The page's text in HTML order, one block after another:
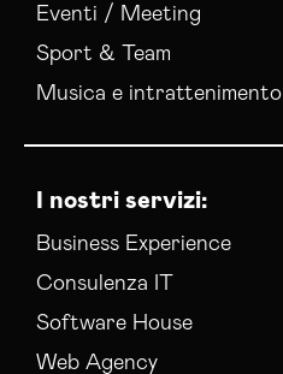
Eventi / Meeting
Sport & Team
Musica e intrattenimento
I nostri servizi:
Business Experience
Consulenza IT
Software House
Web Agency